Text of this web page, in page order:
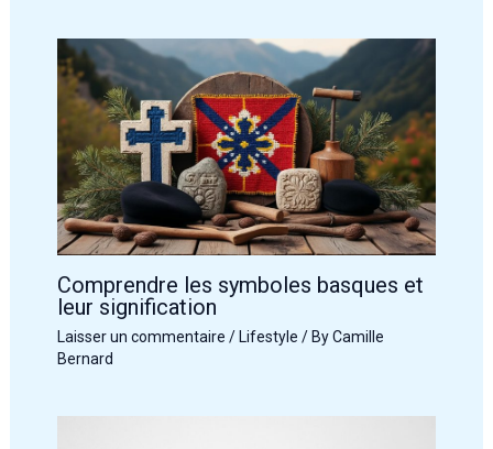
Comprendre les symboles basques et
leur signification
Laisser un commentaire / Lifestyle / ByCamille
Bernard